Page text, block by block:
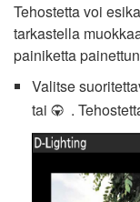
Tehostetta voi
tarkastella
painiketta
Valitse
tai 3 .